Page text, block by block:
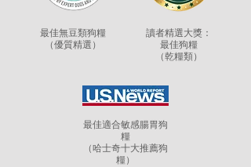
最佳無豆類狗糧
（優質精選）
讀者精選大獎：
最佳狗糧
（乾糧類）
最佳適合敏感腸胃狗
糧
（哈士奇十大推薦狗
糧）